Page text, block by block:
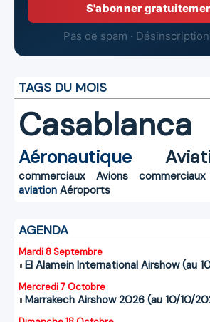
S'abonner
Pas de spam ·
TAGS DU MOIS
Casablanca
Aéronautique
commerciaux
Avions commerciaux
aviation Aéroports
AGENDA
Mardi 8 Septembre
El Alamein International Airshow (au
Mercredi 7 Octobre
Marrakech Airshow 2026 (au 10/10/